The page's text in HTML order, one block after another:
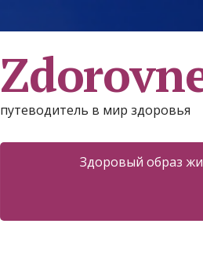
путеводитель в мир здоровья
Здоровый образ